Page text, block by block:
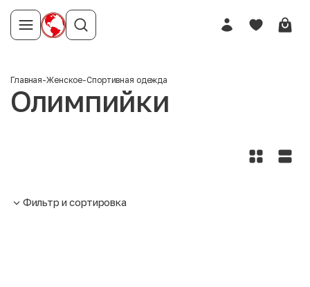
Главная-Женское-Спортивная одежда
Олимпийки
Фильтр и сортировка